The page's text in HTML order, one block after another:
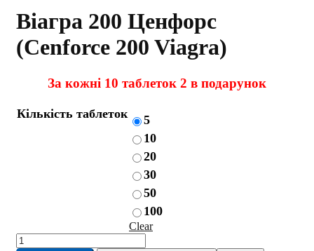
Віагра 200 Ценфорс
(Cenforce 200 Viagra)
За кожні 10 таблеток 2 в подарунок
Кількість таблеток
5
10
20
30
50
100
Clear
Віагра